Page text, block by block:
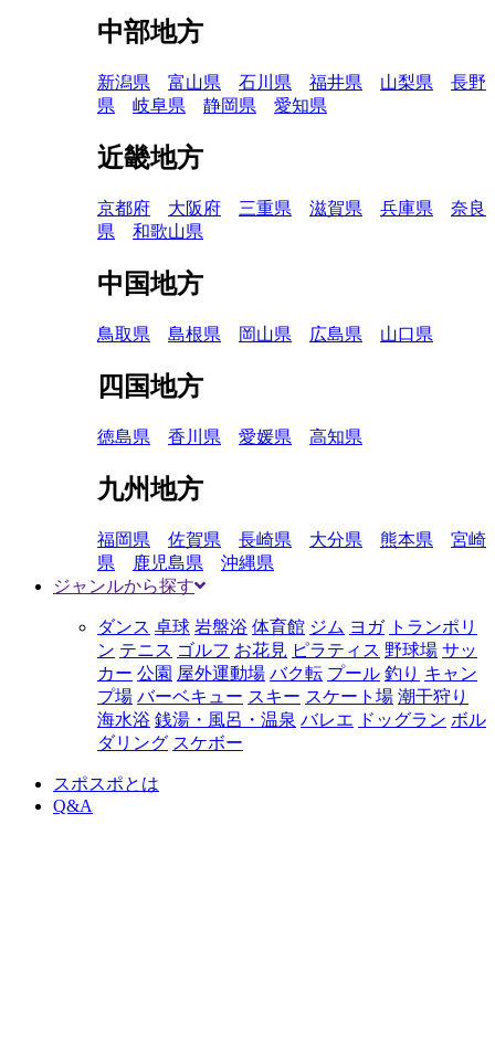
中部地方
新潟県 富山県 石川県 福井県 山梨県
長野
県
岐阜県 静岡県 愛知県
近畿地方
京都府 大阪府 三重県 滋賀県 兵庫県
奈良
県
和歌山県
中国地方
鳥取県 島根県 岡山県 広島県 山口県
四国地方
徳島県 香川県 愛媛県 高知県
九州地方
福岡県 佐賀県 長崎県 大分県 熊本県
宮崎
県
鹿児島県
沖縄県
ジャンルから探す
ダンス 卓球 岩盤浴 体育館 ジム ヨガ トランポリ
ン テニス ゴルフ お花見 ピラティス 野球場 サッ
カー 公園 屋外運動場 バク転 プール 釣り キャン
プ場 バーベキュー スキー スケート場 潮干狩り
海水浴 銭湯・風呂・温泉 バレエ ドッグラン ボル
ダリング スケボー
スポスポとは
Q&A